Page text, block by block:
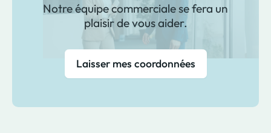
Notre équipe commerciale se fera un
plaisir de vous aider.
Laisser mes coordonnées